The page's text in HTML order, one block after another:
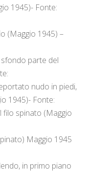
1945)- Fonte:
(Maggio 1945) –
parte del
nudo in piedi,
1945)- Fonte:
spinato (Maggio
Maggio 1945
in primo piano